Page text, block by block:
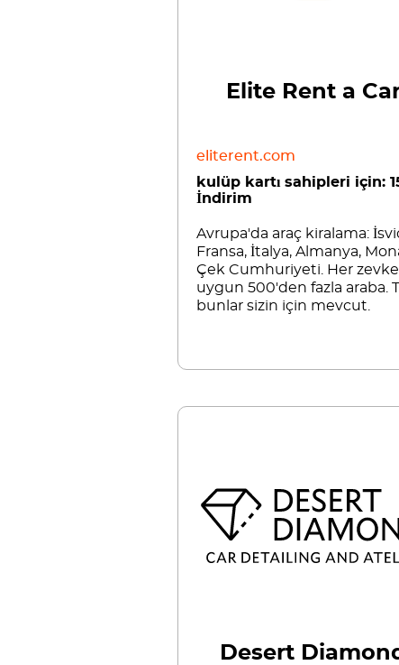
Elite Rent a
eliterent.com
kulüp kartı sahipleri için:
İndirim
Avrupa'da araç kiralama:
Fransa, İtalya, Almanya,
Çek Cumhuriyeti. Her zevke
uygun 500'den fazla araba.
bunlar sizin için mevcut.
Desert